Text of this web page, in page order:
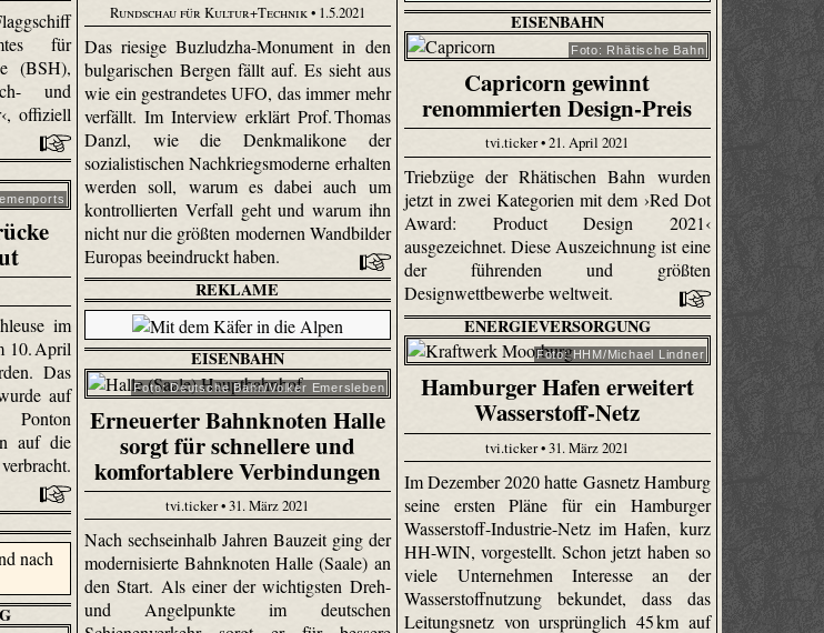
für
(BSH),
und
offiziell
Rundschau für Kultur+Technik• 1.5.2021
Das riesige Buzludzha-Monument in den
bulgarischen Bergen fällt auf. Es sieht aus
wie ein gestrandetes UFO, das immer mehr
verfällt. Im Interview erklärt Prof. Thomas
Danzl, wie die Denkmalikone der
sozialistischen Nachkriegsmoderne erhalten
werden soll, warum es dabei auch um
kontrollierten Verfall geht und warum ihn
nicht nur die größten modernen Wandbilder
Europas beeindruckt haben.
EISENBAHN
Foto: Rhätische Bahn
Capricorn gewinnt
renommierten Design-Preis
tvi.ticker • 21. April 2021
Triebzüge der Rhätischen Bahn wurden
jetzt in zwei Kategorien mit dem ›Red Dot
Award: Product Design 2021‹
ausgezeichnet. Diese Auszeichnung ist eine
der führenden und größten
Designwettbewerbe weltweit.
im
10. April
Das
auf
auf die
REKLAME
EISENBAHN
Foto: Deutsche Bahn/Volker Emersleben
Erneuerter Bahnknoten Halle
sorgt für schnellere und
komfortablere Verbindungen
tvi.ticker • 31. März 2021
Nach sechseinhalb Jahren Bauzeit ging der
modernisierte Bahnknoten Halle (Saale) an
den Start. Als einer der wichtigsten Dreh-
und Angelpunkte im deutschen
ENERGIEVERSORGUNG
Foto: HHM/Michael Lindner
Hamburger Hafen erweitert
Wasserstoff-Netz
tvi.ticker • 31. März 2021
Im Dezember 2020 hatte Gasnetz Hamburg
seine ersten Pläne für ein Hamburger
Wasserstoff-Industrie-Netz im Hafen, kurz
HH-WIN, vorgestellt. Schon jetzt haben so
viele Unternehmen Interesse an der
Wasserstoffnutzung bekundet, dass das
Leitungsnetz von ursprünglich 45 km auf